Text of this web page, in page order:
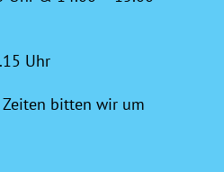
Uhr
bitten wir um